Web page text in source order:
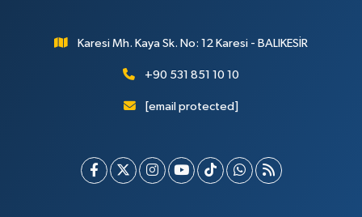
Karesi Mh. Kaya Sk. No: 12 Karesi - BALIKESİR
+90 531 851 10 10
[email protected]